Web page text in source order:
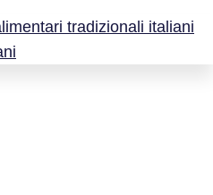
tradizionali italiani